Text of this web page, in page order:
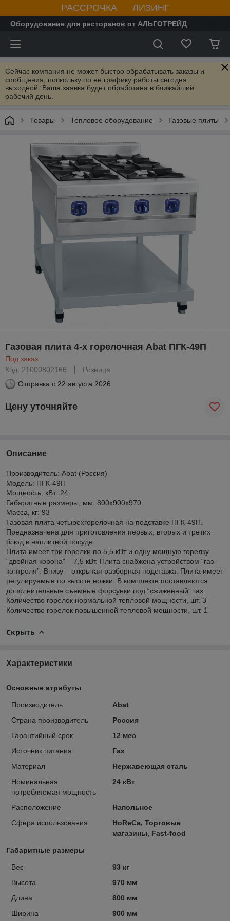
РАССРОЧКА ЛИЗИНГ
Оборудование для ресторанов от АЛЬГОТРЕЙД
Сейчас компания не может быстро обрабатывать заказы и
сообщения, поскольку по ее графику работы сегодня
выходной. Ваша заявка будет обработана в ближайший
рабочий день.
Товары Тепловое оборудование Газовые плиты
Газовая плита 4-х горелочная Abat ПГК-49П
Под заказ
Код: 21000802166
Розница
Отправка с 22 августа 2026
Цену уточняйте
Описание
Производитель: Abat (Россия)
Модель: ПГК-49П
Мощность, кВт: 24
Габаритные размеры, мм: 800x900x970
Масса, кг: 93
Газовая плита четырехгорелочная на подставке ПГК-49П.
Предназначена для приготовления первых, вторых и третих
блюд в наплитной посуде.
Плита имеет три горелки по 5,5 кВт и одну мощную горелку
“двойная корона” – 7,5 кВт. Плита снабжена устройством “газ-
контроля”. Внизу – открытая разборная подставка. Плита имеет
регулируемые по высоте ножки. В комплекте поставляются
дополнительные съемные форсунки под “сжиженный” газ.
Количество горелок нормальной тепловой мощности, шт. 3
Количество горелок повышенной тепловой мощности, шт. 1
Скрыть
Характеристики
Основные атрибуты
Производитель
Abat
Страна производитель
Россия
Гарантийный срок
12 мес
Источник питания
Газ
Материал
Нержавеющая сталь
Номинальная
потребляемая мощность
24 кВт
Расположение
Напольное
Сфера использования
HoReCa, Торговые
магазины, Fast-food
Габаритные размеры
Вес
93 кг
Высота
970 мм
Длина
800 мм
Ширина
900 мм